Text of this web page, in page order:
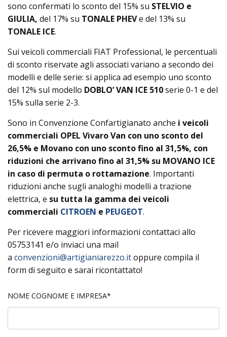
sono confermati lo sconto del 15% su STELVIO e
GIULIA, del 17% su TONALE PHEVe del 13% su
TONALE ICE.
Sui veicoli commerciali FIAT Professional, le percentuali
di sconto riservate agli associati variano a secondo dei
modelli e delle serie: si applica ad esempio uno sconto
del 12% sul modello DOBLO’ VAN ICE 510serie 0-1 e del
15% sulla serie 2-3.
Sono in Convenzione Confartigianato anche i veicoli
commerciali OPEL Vivaro Van con uno sconto del
26,5% e Movano con uno sconto fino al 31,5%, con
riduzioni che arrivano fino al 31,5% su MOVANO ICE
in caso di permuta o rottamazione. Importanti
riduzioni anche sugli analoghi modelli a trazione
elettrica, e su tutta la gamma dei veicoli
commerciali CITROEN e PEUGEOT.
Per ricevere maggiori informazioni contattaci allo
05753141 e/o inviaci una mail
a convenzioni@artigianiarezzo.itoppure compila il
form di seguito e sarai ricontattato!
NOME COGNOME E IMPRESA*